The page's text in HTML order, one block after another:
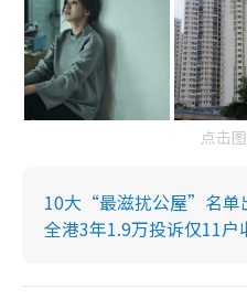
点击
10大“最滋扰公屋”名单
全港3年1.9万投诉仅11户